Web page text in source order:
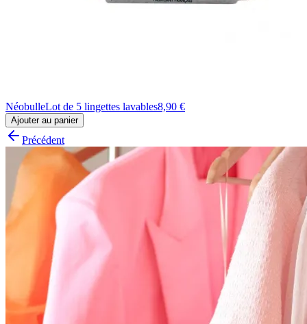
NéobulleLot de 5 lingettes lavables8,90 €
Ajouter au panier
Précédent